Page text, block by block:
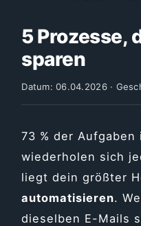
5 Prozesse,
sparen
Datum: 06.04.2026 ·
73 % der
wiederholen sich
liegt dein größter
automatisieren.
dieselben E-Mails